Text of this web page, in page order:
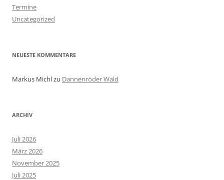
Termine
Uncategorized
NEUESTE KOMMENTARE
Markus Michlzu Dannenröder Wald
ARCHIV
Juli 2026
März 2026
November 2025
Juli 2025